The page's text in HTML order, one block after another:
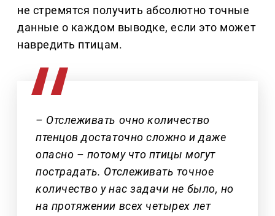
не стремятся получить абсолютно точные
данные о каждом выводке, если это может
навредить птицам.
– Отслеживать очно количество
птенцов достаточно сложно и даже
опасно – потому что птицы могут
пострадать. Отслеживать точное
количество у нас задачи не было, но
на протяжении всех четырех лет